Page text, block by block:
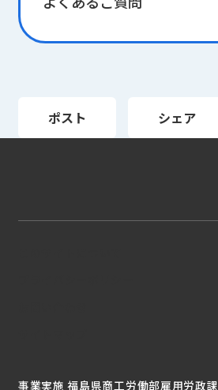
ポスト シェア
事業実施 福島県商工労働部雇用労政課